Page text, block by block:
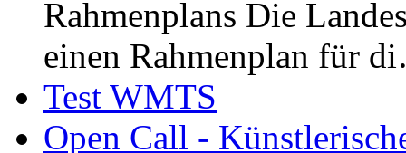
Rahmenplans Die
einen Rahmenplan für
Test WMTS
Open Call -